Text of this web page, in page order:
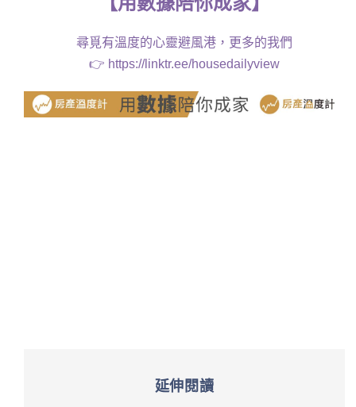
尋覓有溫度的心靈避風港，更多的我們
👉 https://linktr.ee/housedailyview
延伸閱讀